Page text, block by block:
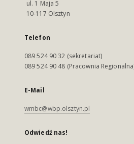
ul. 1 Maja 5
10-117 Olsztyn
Telefon
089 524 90 32 (sekretariat)
089 524 90 48 (Pracownia
E-Mail
wmbc@wbp.olsztyn.pl
Odwiedź nas!